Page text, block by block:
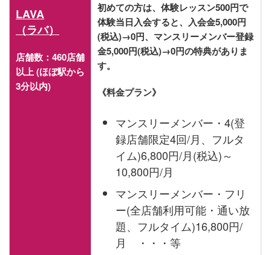
LAVA
（ラバ）
店舗数：460店舗
以上 (ほぼ駅から
3分以内)
初めての方は、体験レッスン500円で
体験当日入会すると、入会金5,000円
(税込)→0円、マンスリーメンバー登録
金5,000円(税込)→0円の特典がありま
す。
《料金プラン》
マンスリーメンバー・4(登
録店舗限定4回/月、フルタ
イム)6,800円/月(税込)～
10,800円/月
マンスリーメンバー・フリ
ー(全店舗利用可能・通い放
題、フルタイム)16,800円/
月 ・・・等